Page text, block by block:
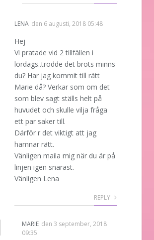
LENA den 6 augusti, 2018 05:48
Hej
Vi pratade vid 2 tillfällen i
lördags..trodde det bröts minns
du? Har jag kommit till rätt
Marie då? Verkar som om det
som blev sagt ställs helt på
huvudet och skulle vilja fråga
ett par saker till.
Därför r det viktigt att jag
hamnar rätt.
Vänligen maila mig när du är på
linjen igen snarast.
Vänligen Lena
REPLY
MARIE den 3 september, 2018
09:35